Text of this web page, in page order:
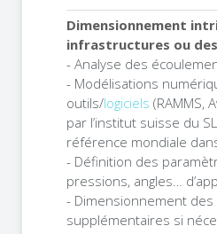
Dimensionnement
infrastructures ou
- Analyse des
- Modélisations
outils/logiciels (RAMMS,
par l’institut suisse du
référence mondiale
- Définition des
pressions, angles…
- Dimensionnement des
supplémentaires si